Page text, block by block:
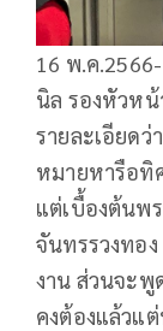
16 พ.ค
นิล รองหัวหน้
รายละเอียด
หมายหารือทิ
แต่เบื้องต้นพ
จันทรรวงทอ
งาน ส่วนจะพู
คงต้องแล้วแต่